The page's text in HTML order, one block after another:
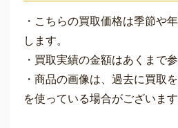
・こちらの買取価格は季節や
します。
・買取実績の金額はあくまで
・商品の画像は、過去に買取
を使っている場合がございます